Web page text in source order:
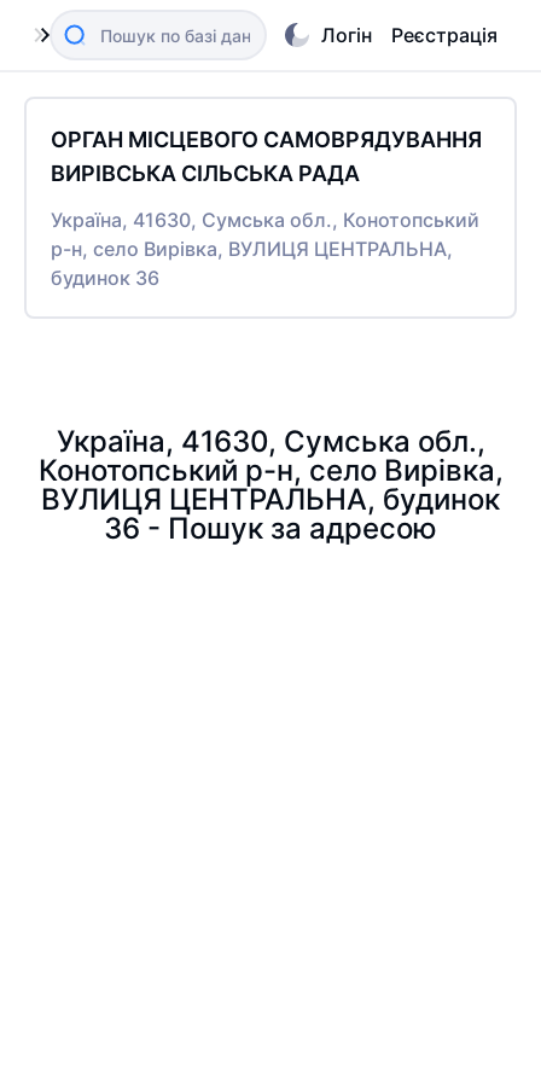
Логін Реєстрація
ОРГАН МІСЦЕВОГО САМОВРЯДУВАННЯ
ВИРІВСЬКА СІЛЬСЬКА РАДА
Україна, 41630, Сумська обл., Конотопський
р-н, село Вирівка, ВУЛИЦЯ ЦЕНТРАЛЬНА,
будинок 36
Україна, 41630, Сумська обл.,
Конотопський р-н, село Вирівка,
ВУЛИЦЯ ЦЕНТРАЛЬНА, будинок
36 - Пошук за адресою